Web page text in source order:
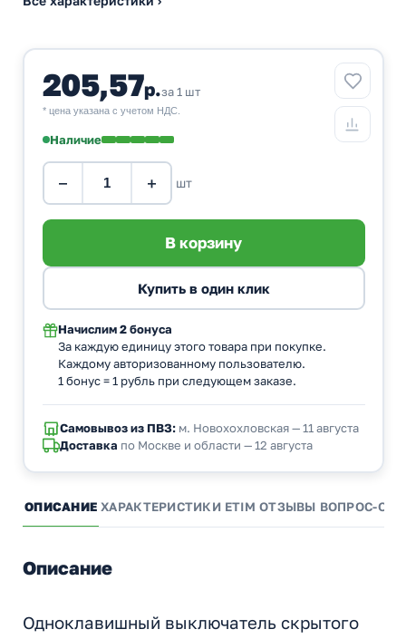
205,57р.за 1 шт
* цена указана с учетом НДС.
Наличие
− + шт
Начислим 2 бонуса
За каждую единицу этого товара при покупке.
Каждому авторизованному пользователю.
1 бонус = 1 рубль при следующем заказе.
Самовывоз из ПВЗ:м. Новохохловская — 11 августа
Доставка по Москве и области — 12 августа
ОПИСАНИЕ ХАРАКТЕРИСТИКИ ETIM ОТЗЫВЫ ВОПРОС-
Описание
Одноклавишный выключатель скрытого